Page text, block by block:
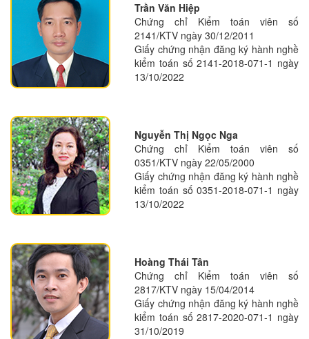
Trần Văn Hiệp
Chứng chỉ Kiểm toán viên số
2141/KTV ngày 30/12/2011
Giấy chứng nhận đăng ký hành nghề
kiểm toán số 2141-2018-071-1 ngày
13/10/2022
Nguyễn Thị Ngọc Nga
Chứng chỉ Kiểm toán viên số
0351/KTV ngày 22/05/2000
Giấy chứng nhận đăng ký hành nghề
kiểm toán số 0351-2018-071-1 ngày
13/10/2022
Hoàng Thái Tân
Chứng chỉ Kiểm toán viên số
2817/KTV ngày 15/04/2014
Giấy chứng nhận đăng ký hành nghề
kiểm toán số 2817-2020-071-1 ngày
31/10/2019